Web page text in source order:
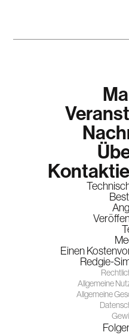
Einen
Redgie-
Allgemeine
Allgemeine